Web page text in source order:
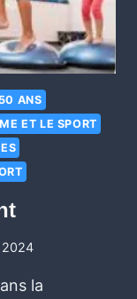
ANS
ET LE SPORT
2024
la